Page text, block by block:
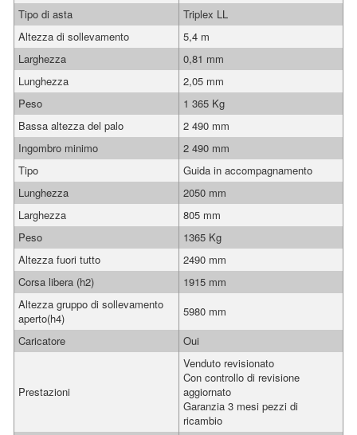
Tipo di asta
Triplex LL
Altezza di sollevamento
5,4 m
Larghezza
0,81 mm
Lunghezza
2,05 mm
Peso
1 365 Kg
Bassa altezza del palo
2 490 mm
Ingombro minimo
2 490 mm
Tipo
Guida in accompagnamento
Lunghezza
2050 mm
Larghezza
805 mm
Peso
1365 Kg
Altezza fuori tutto
2490 mm
Corsa libera (h2)
1915 mm
Altezza gruppo di sollevamento
aperto(h4)
5980 mm
Caricatore
Oui
Prestazioni
Venduto revisionato
Con controllo di revisione
aggiornato
Garanzia 3 mesi pezzi di
ricambio